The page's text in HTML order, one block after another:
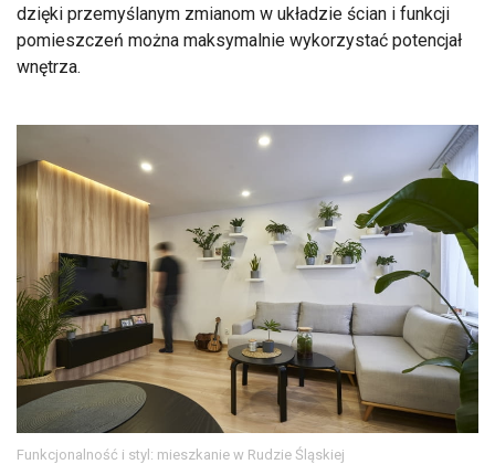
dzięki przemyślanym zmianom w układzie ścian i funkcji
pomieszczeń można maksymalnie wykorzystać potencjał
wnętrza.
Funkcjonalność i styl: mieszkanie w Rudzie Śląskiej